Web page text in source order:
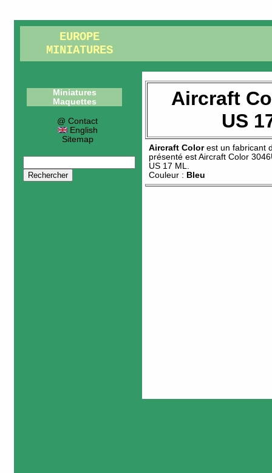
EUROPE
MINIATURES
Miniatures
Maquettes
@ Contact
English
Sitemap
Aircraft
US
Aircraft Colorest un fabricant
présenté estAircraft Color
US 17 ML
Couleur : Bleu